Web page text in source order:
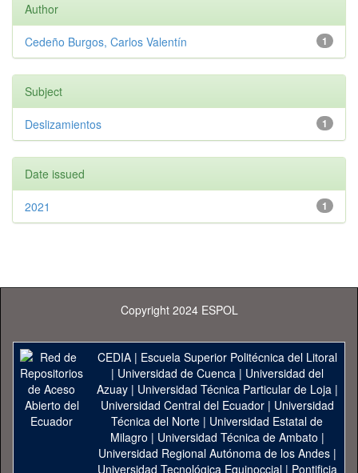
Author
1
Cedeño Burgos, Carlos Valentín
Subject
1
Deslizamientos
Date issued
1
2021
Copyright 2024 ESPOL
CEDIA| Escuela Superior Politécnica del Litoral
| Universidad de Cuenca| Universidad del
Azuay| Universidad Técnica Particular de Loja|
Universidad Central del Ecuador| Universidad
Técnica del Norte | Universidad Estatal de
Milagro | Universidad Técnica de Ambato |
Universidad Regional Autónoma de los Andes|
Universidad Tecnológica Equinoccial| Pontificia